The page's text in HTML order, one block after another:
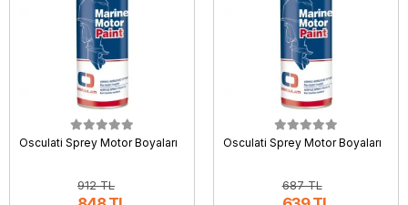
Osculati Sprey Motor Boyaları
912 TL
Osculati Sprey Motor Boyaları
687 TL